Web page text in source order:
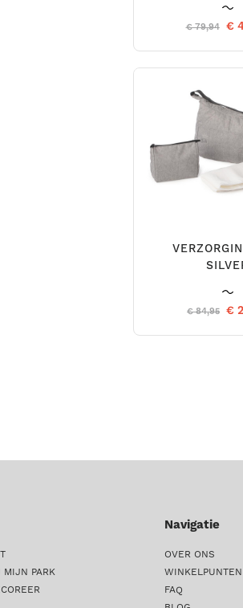
€ 79,94 €
€ 84,95 €
MIJN PARK
Navigatie
OVER ONS
WINKELPUNTEN
FAQ